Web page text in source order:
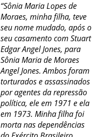
“Sônia Maria Lopes de
Moraes, minha filha, teve
seu nome mudado, após o
seu casamento com Stuart
Edgar Angel Jones, para
Sônia Maria de Moraes
Angel Jones. Ambos foram
torturados e assassinados
por agentes da repressão
política, ele em 1971 e ela
em 1973. Minha filha foi
morta nas dependências